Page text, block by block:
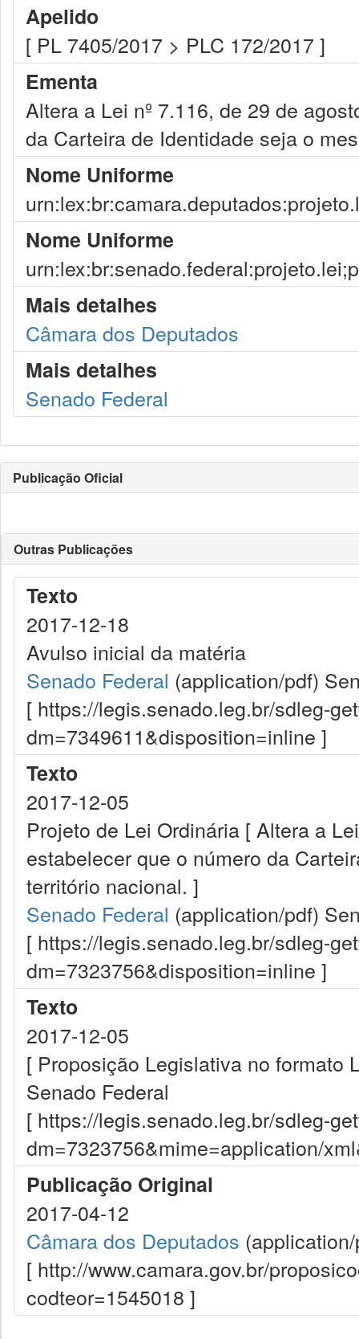
Apelido
[ PL 7405/2017 > PLC 172/2017 ]
Ementa
Altera a Lei nº 7.116, de 29 de
da Carteira de Identidade seja o
Nome Uniforme
Nome Uniforme
Mais detalhes
Câmara dos Deputados
Mais detalhes
Senado Federal
Publicação Oficial
Outras Publicações
Texto
2017-12-18
Avulso inicial da matéria
Senado Federal (application/pdf)
[ https://legis.senado.leg.br/sdleg-
dm=7349611&disposition=inline ]
Texto
2017-12-05
Projeto de Lei Ordinária [ Altera a
estabelecer que o número da
território nacional. ]
Senado Federal (application/pdf)
[ https://legis.senado.leg.br/sdleg-
dm=7323756&disposition=inline ]
Texto
2017-12-05
[ Proposição Legislativa no formato
Senado Federal
[ https://legis.senado.leg.br/sdleg-
dm=7323756&mime=application/
Publicação Original
2017-04-12
Câmara dos Deputados
[ http://www.camara.gov.br/
codteor=1545018 ]